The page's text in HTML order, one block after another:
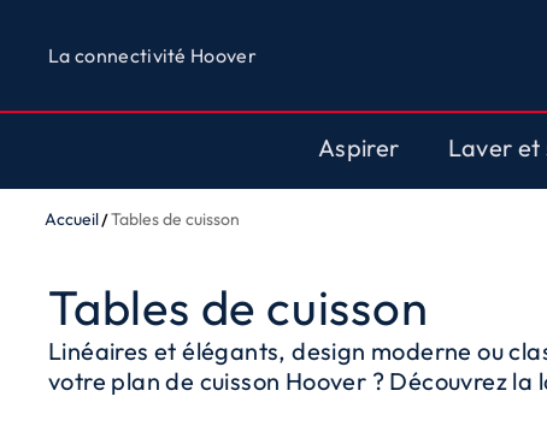
La connectivité Hoover
Aspirer Laver et
Accueil Tables de cuisson
Tables de cuisson
Linéaires et élégants, design moderne ou
votre plan de cuisson Hoover ? Découvrez